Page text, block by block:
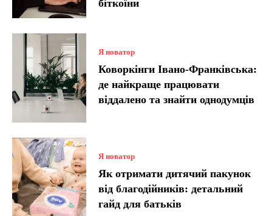
біткоїни
Я новатор
Коворкінги Івано-Франківська:
де найкраще працювати
віддалено та знайти однодумців
Я новатор
Як отримати дитячий пакунок
від благодійників: детальний
гайд для батьків